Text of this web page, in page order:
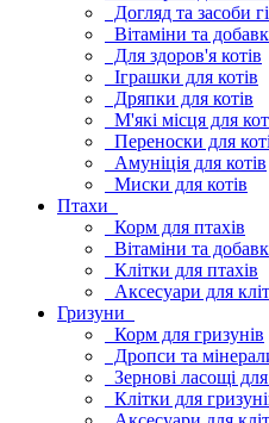
Догляд та засоби
Вітаміни та
Для здоров'я котів
Іграшки для котів
Дряпки для котів
М'які місця для
Переноски для
Амуніція для котів
Миски для котів
Птахи
Корм для птахів
Вітаміни та
Клітки для птахів
Аксесуари для
Гризуни
Корм для гризунів
Дропси та
Зернові ласощі
Клітки для